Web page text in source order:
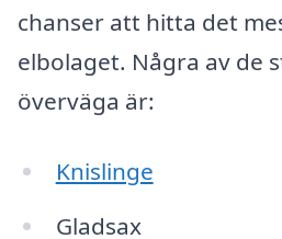
chanser att hitta det
elbolaget. Några av de
överväga är:
Knislinge
Gladsax